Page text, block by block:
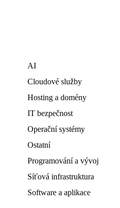
AI
Cloudové služby
Hosting a domény
IT bezpečnost
Operační systémy
Ostatní
Programování a vývoj
Síťová infrastruktura
Software a aplikace